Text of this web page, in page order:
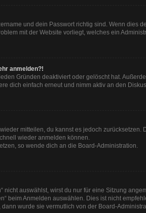
und dein Passwort richtig sind. Wenn dies
mit der Website vorliegt, welches ein
anmelden?!
Gründen deaktiviert oder gelöscht hat.
dich einfach erneut und nimm aktiv an den
mitteilen, du kannst es jedoch
wieder anmelden können.
so wende dich an die Board-Administration.
nicht auswählst, wirst du nur für eine Sitzung
beim Anmelden auswählen. Dies ist nicht
wurde sie vermutlich von der Board-